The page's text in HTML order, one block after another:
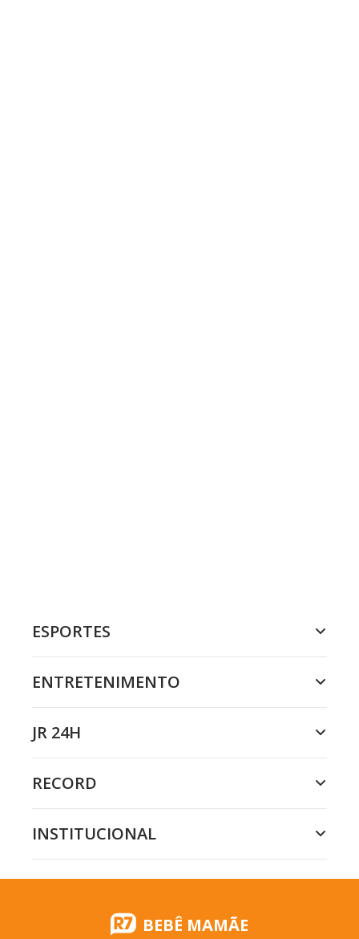
ESPORTES
ENTRETENIMENTO
JR 24H
RECORD
INSTITUCIONAL
BEBÊ MAMÃE